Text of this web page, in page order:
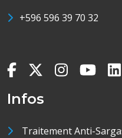
+596 596 39 70 32
Infos
Traitement Anti-